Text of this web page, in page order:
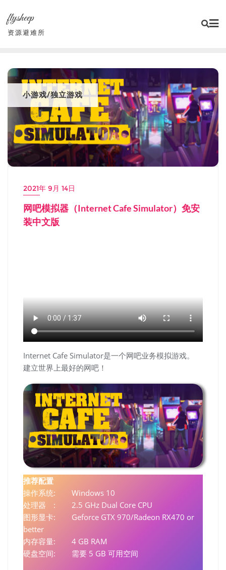
content
flysheep
资源避难所
小游戏/独立游戏
2021年 9月 14日
网吧模拟器（Internet Cafe Simulator）免安
装中文版
Internet Cafe Simulator是一个网吧业务模拟游戏。
建立世界上最好的网吧！
推荐配置
操作系统: Windows 10
处理器 : 2.5 GHz Dual Core CPU
图形显卡: Geforce GTX 970/Radeon RX470 or
better
内存容量: 4 GB RAM
硬盘空间: 需要 5 GB 可用空间